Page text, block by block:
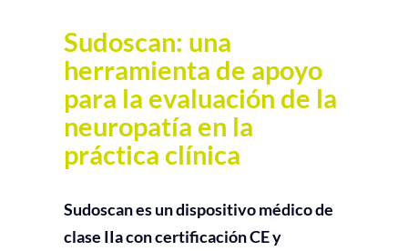
Sudoscan: una
herramienta de apoyo
para la evaluación de la
neuropatía en la
práctica clínica
Sudoscan es un dispositivo médico de
clase IIa con certificación CE y